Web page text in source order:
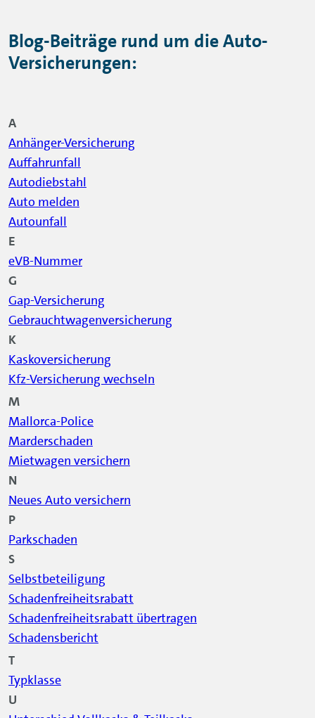
Blog-Beiträge rund um die Auto-
Versicherungen:
A
Anhänger-Versicherung
Auffahrunfall
Autodiebstahl
Auto melden
Autounfall
E
eVB-Nummer
G
Gap-Versicherung
Gebrauchtwagenversicherung
K
Kaskoversicherung
Kfz-Versicherung wechseln
M
Mallorca-Police
Marderschaden
Mietwagen versichern
N
Neues Auto versichern
P
Parkschaden
S
Selbstbeteiligung
Schadenfreiheitsrabatt
Schadenfreiheitsrabatt übertragen
Schadensbericht
T
Typklasse
U